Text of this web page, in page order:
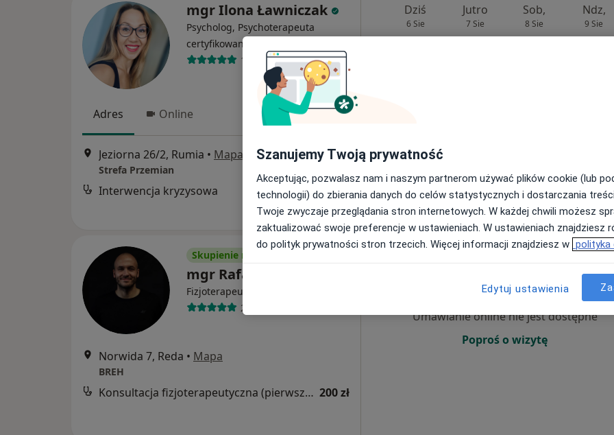
mgr Ilona Ławniczak
Psycholog, Psychoterapeuta
certyfikowany
108 opinii
Adres Online
Jeziorna 26/2, Rumia • Mapa
Strefa Przemian
Interwencja kryzysowa 250 zł
Dziś
6 Sie
Jutro
7 Sie
Sob,
8 Sie
Ndz,
9 Sie
Skupienie na pacjencie
mgr Rafał Bruzda
Fizjoterapeuta
28 opinii
Norwida 7, Reda • Mapa
BREH
Konsultacja fizjoterapeutyczna (pierwsza wizyta) 200 zł
Sob, Ndz,
Umawianie online nie jest dostępne
Poproś o wizytę
Szanujemy Twoją prywatność
Akceptując, pozwalasz nam i naszym partnerom używać plików cookie (lub
technologii) do zbierania danych do celów statystycznych i dostarczania
Twoje zwyczaje przeglądania stron internetowych. W każdej chwili możesz
zaktualizować swoje preferencje w ustawieniach. W ustawieniach znajdziesz
do polityk prywatności stron trzecich. Więcej informacji znajdziesz w polityka
Edytuj ustawienia